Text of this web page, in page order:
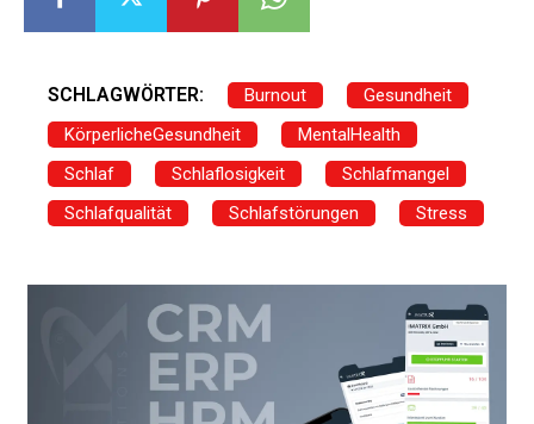
SCHLAGWÖRTER: Burnout
Gesundheit
KörperlicheGesundheit
MentalHealth
Schlaf
Schlaflosigkeit
Schlafmangel
Schlafqualität
Schlafstörungen Stress